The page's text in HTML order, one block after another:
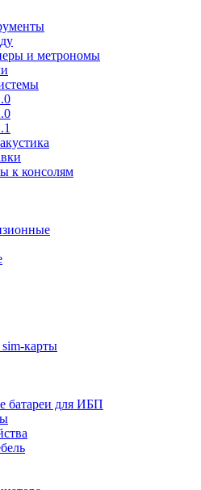
и метрономы
к консолям
карты
батареи для ИБП